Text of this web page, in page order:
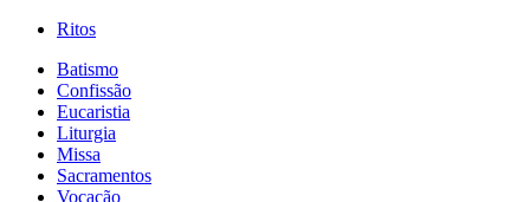
Ritos
Batismo
Confissão
Eucaristia
Liturgia
Missa
Sacramentos
Vocação